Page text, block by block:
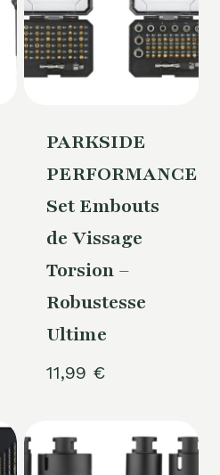
PARKSIDE
PERFORMANCE®
Set Embouts
de Vissage
Torsion –
Robustesse
Ultime
11,99 €